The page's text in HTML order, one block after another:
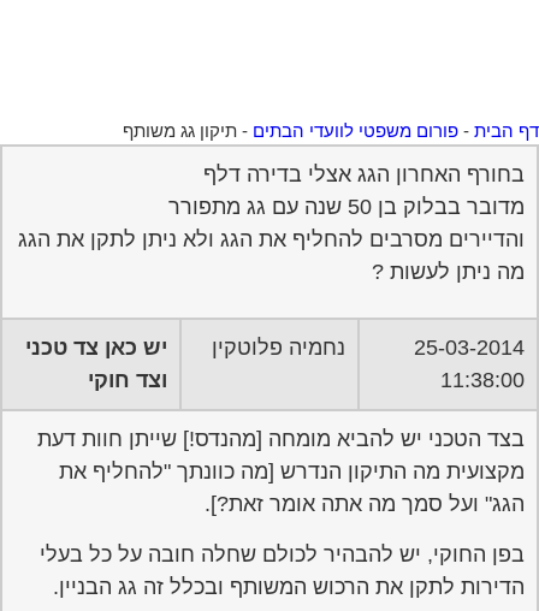
הבית- פורום משפטי לוועדי הבתים- תיקון גג משותף
בחורף האחרון הגג אצלי בדירה דלף
מדובר בבלוק בן 50 שנה עם גג מתפורר
והדיירים מסרבים להחליף את הגג ולא ניתן לתקן את הגג
מה ניתן לעשות ?
25-03-2014
11:38:00
נחמיה פלוטקין
יש כאן צד טכני
וצד חוקי
בצד הטכני יש להביא מומחה [מהנדס!] שייתן חוות דעת
מקצועית מה התיקון הנדרש [מה כוונתך "להחליף את
הגג" ועל סמך מה אתה אומר זאת?].
בפן החוקי, יש להבהיר לכולם שחלה חובה על כל בעלי
הדירות לתקן את הרכוש המשותף ובכלל זה גג הבניין.